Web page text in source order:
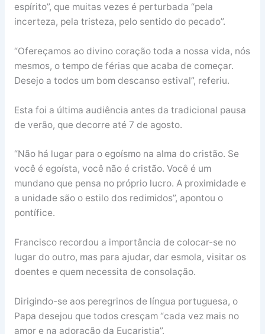
espírito”, que muitas vezes é perturbada “pela
incerteza, pela tristeza, pelo sentido do pecado”.
“Ofereçamos ao divino coração toda a nossa vida, nós
mesmos, o tempo de férias que acaba de começar.
Desejo a todos um bom descanso estival”, referiu.
Esta foi a última audiência antes da tradicional pausa
de verão, que decorre até 7 de agosto.
“Não há lugar para o egoísmo na alma do cristão. Se
você é egoísta, você não é cristão. Você é um
mundano que pensa no próprio lucro. A proximidade e
a unidade são o estilo dos redimidos”, apontou o
pontífice.
Francisco recordou a importância de colocar-se no
lugar do outro, mas para ajudar, dar esmola, visitar os
doentes e quem necessita de consolação.
Dirigindo-se aos peregrinos de língua portuguesa, o
Papa desejou que todos cresçam “cada vez mais no
amor e na adoração da Eucaristia”.